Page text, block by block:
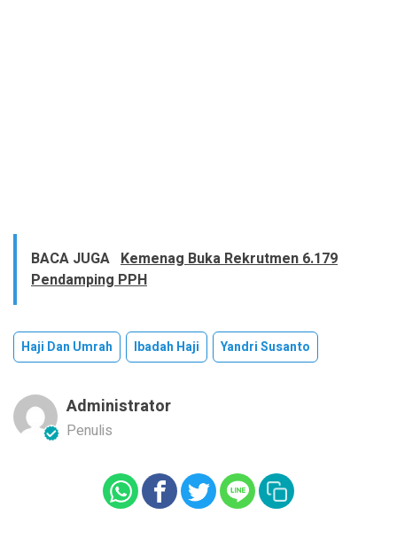
BACA JUGA Kemenag Buka Rekrutmen 6.179
Pendamping PPH
Haji Dan Umrah Ibadah Haji Yandri Susanto
Administrator
Penulis